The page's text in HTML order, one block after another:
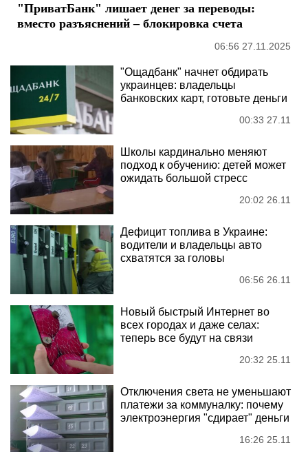
"ПриватБанк" лишает денег за переводы:
вместо разъяснений – блокировка счета
06:56 27.11.2025
"Ощадбанк" начнет обдирать
украинцев: владельцы
банковских карт, готовьте деньги
00:33 27.11
Школы кардинально меняют
подход к обучению: детей может
ожидать большой стресс
20:02 26.11
Дефицит топлива в Украине:
водители и владельцы авто
схватятся за головы
06:56 26.11
Новый быстрый Интернет во
всех городах и даже селах:
теперь все будут на связи
20:32 25.11
Отключения света не уменьшают
платежи за коммуналку: почему
электроэнергия "сдирает" деньги
16:26 25.11